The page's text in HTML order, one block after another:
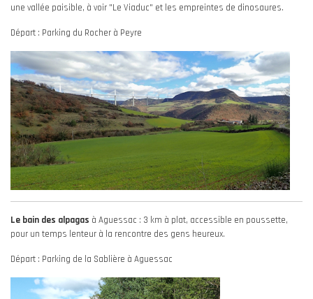
une vallée paisible, à voir "Le Viaduc" et les empreintes de dinosaures.
Départ : Parking du Rocher à Peyre
Le bain des alpagas à Aguessac : 3 km à plat, accessible en poussette,
pour un temps lenteur à la rencontre des gens heureux.
Départ : Parking de la Sablière à Aguessac